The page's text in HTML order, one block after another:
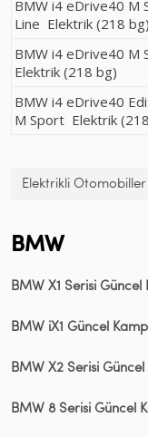
BMW i4 eDrive40 M
Line Elektrik (218 bg)
BMW i4 eDrive40 M
Elektrik (218 bg)
BMW i4 eDrive40
M Sport Elektrik
Elektrikli Otomobiller
BMW
BMW X1 Serisi Güncel
BMW iX1 Güncel
BMW X2 Serisi
BMW 8 Serisi Güncel